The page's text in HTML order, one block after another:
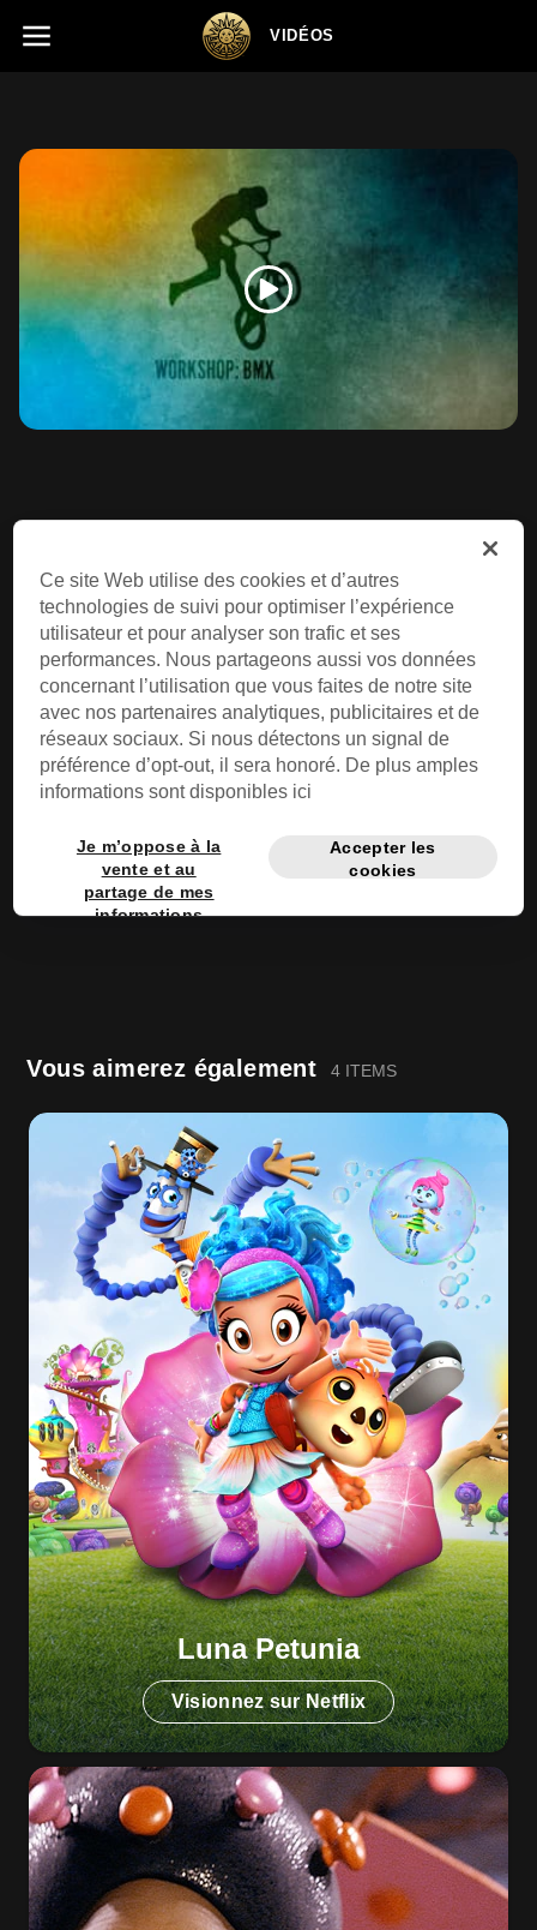
VIDÉOS
BMX
Vous aimerez également 4 ITEMS
Luna Petunia
Visionnez sur Netflix
Ce site Web utilise des cookies et d’autres
technologies de suivi pour optimiser l’expérience
utilisateur et pour analyser son trafic et ses
performances. Nous partageons aussi vos données
concernant l’utilisation que vous faites de notre site
avec nos partenaires analytiques, publicitaires et de
réseaux sociaux. Si nous détectons un signal de
préférence d’opt-out, il sera honoré. De plus amples
informations sont disponibles ici
Je m’oppose à la
vente et au
partage de mes
informations
Accepter les
cookies